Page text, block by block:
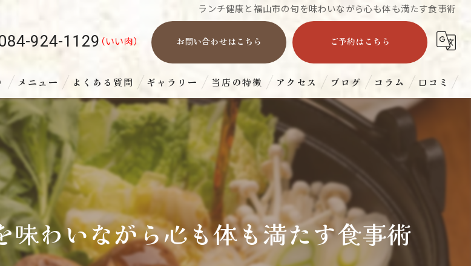
ランチ健康と福山市の旬を味わいながら心も体も満たす食事術
924-1129 お問い合わせはこちら ご予約はこちら
メニュー よくある質問 ギャラリー 当店の特徴
すき焼き
ディナー
和牛
アクセス ブログ コラム 口コミ
味わいながら心も体も満たす食事術